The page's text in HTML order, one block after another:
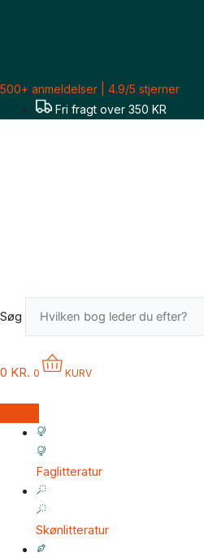
500+ anmeldelser | 4.9/5 stjerner
Fri fragt over 350 KR
Søg
0 KR. 0 KURV
Faglitteratur
Skønlitteratur